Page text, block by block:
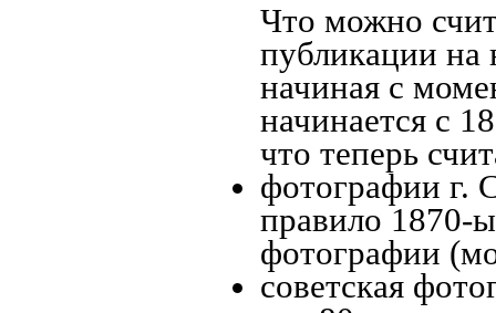
Что можно
публикации
начиная c
начинается с
что теперь
фотографии г.
правило 1870-
фотографии
советская